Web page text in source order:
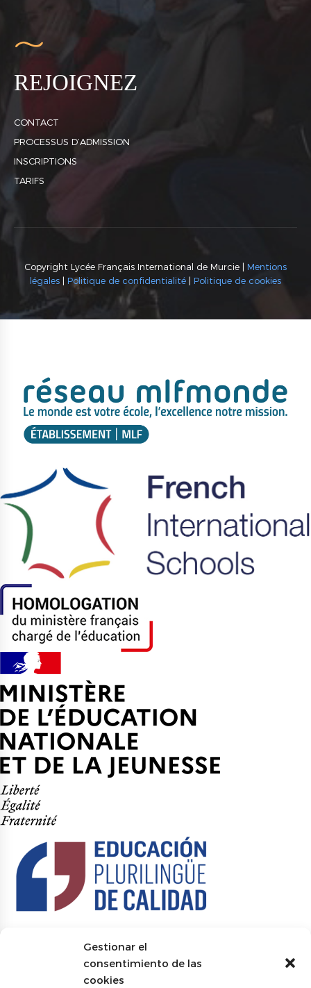
Gestionar el
consentimiento de las
cookies
REJOIGNEZ
CONTACT
PROCESSUS D’ADMISSION
INSCRIPTIONS
TARIFS
Copyright Lycée Français International de Murcie | Mentions
légales | Politique de confidentialité | Politique de cookies